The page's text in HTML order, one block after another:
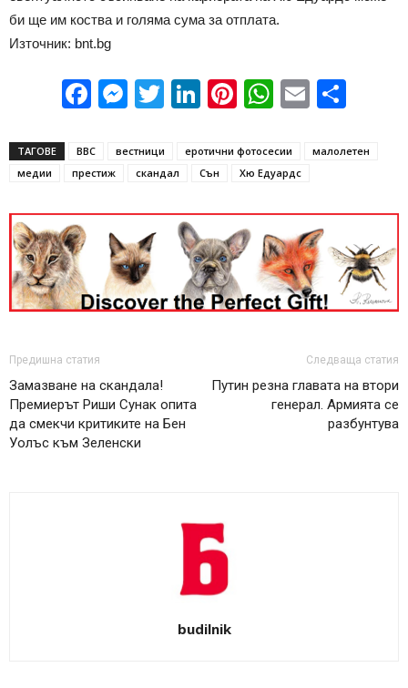
би ще им коства и голяма сума за отплата.
Източник: bnt.bg
Facebook
Messenger
Twitter
LinkedIn
Pinterest
WhatsApp
Email
ТАГОВЕ BBC вестници еротични фотосесии
малолетен
медии
престиж скандал Сън Хю Едуардс
Предишна статия
Замазване на скандала!
Премиерът Риши Сунак опита
да смекчи критиките на Бен
Уолъс към Зеленски
Следваща статия
Путин резна главата на втори
генерал. Армията се
разбунтува
budilnik